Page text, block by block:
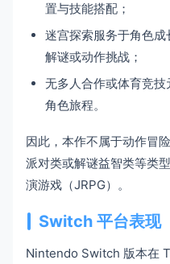
置与技能搭配；
迷宫探索服务于角色
解谜或动作挑战；
无多人合作或体育竞
角色旅程。
因此，本作不属于动作冒
派对类或解谜益智类等类
演游戏（JRPG）。
Switch 平台表现
Nintendo Switch 版本在